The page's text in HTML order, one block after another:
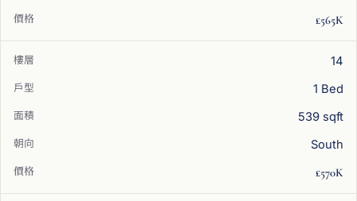
£565K
14
1 Bed
539 sqft
South
£570K